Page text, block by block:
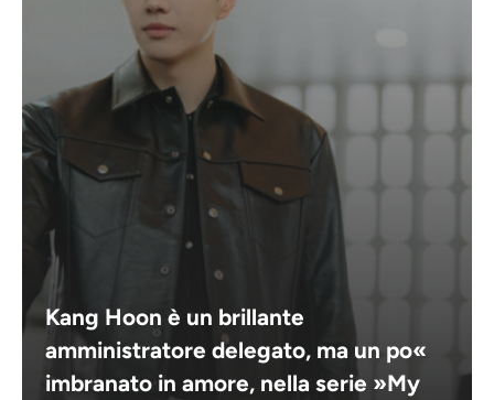
Kang Hoon è un brillante
amministratore delegato, ma un po«
imbranato in amore, nella serie »My